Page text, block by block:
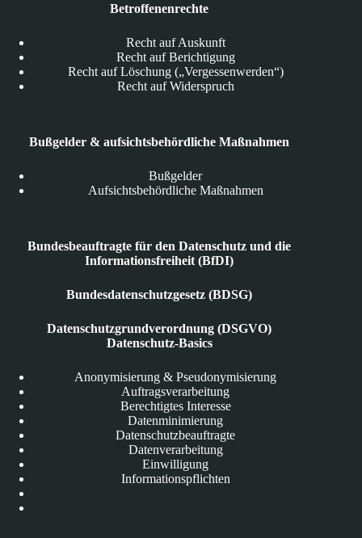
Betroffenenrechte
Recht auf Auskunft
Recht auf Berichtigung
Recht auf Löschung („Vergessenwerden“)
Recht auf Widerspruch
Bußgelder & aufsichtsbehördliche Maßnahmen
Bußgelder
Aufsichtsbehördliche Maßnahmen
Bundesbeauftragte für den Datenschutz und die
Informationsfreiheit (BfDI)
Bundesdatenschutzgesetz (BDSG)
Datenschutzgrundverordnung (DSGVO)
Datenschutz-Basics
Anonymisierung & Pseudonymisierung
Auftragsverarbeitung
Berechtigtes Interesse
Datenminimierung
Datenschutzbeauftragte
Datenverarbeitung
Einwilligung
Informationspflichten